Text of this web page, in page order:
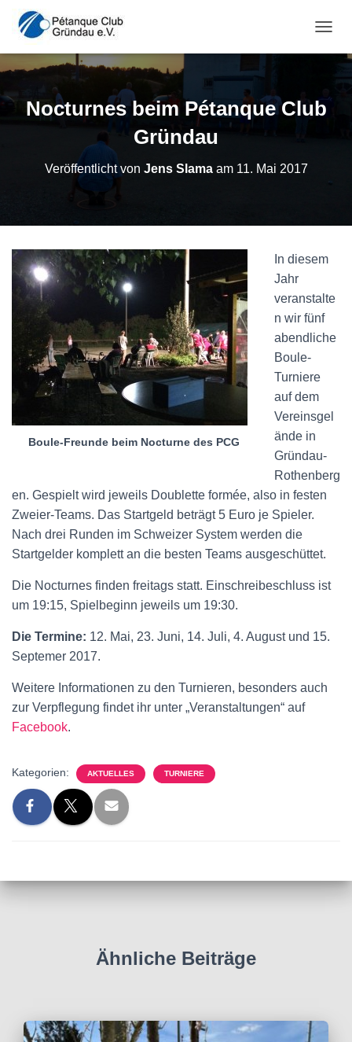
Nocturnes beim Pétanque Club
Gründau
Veröffentlicht von Jens Slamaam 11. Mai 2017
Boule-Freunde beim Nocturne des PCG
In diesem
Jahr
veranstalte
n wir fünf
abendliche
Boule-
Turniere
auf dem
Vereinsgel
ände in
Gründau-
Rothenberg
en. Gespielt wird jeweils Doublette formée, also in festen
Zweier-Teams. Das Startgeld beträgt 5 Euro je Spieler.
Nach drei Runden im Schweizer System werden die
Startgelder komplett an die besten Teams ausgeschüttet.
Die Nocturnes finden freitags statt. Einschreibeschluss ist
um 19:15, Spielbeginn jeweils um 19:30.
Die Termine: 12. Mai, 23. Juni, 14. Juli, 4. August und 15.
Septemer 2017.
Weitere Informationen zu den Turnieren, besonders auch
zur Verpflegung findet ihr unter „Veranstaltungen“ auf
Facebook.
Kategorien: AKTUELLES TURNIERE
Ähnliche Beiträge